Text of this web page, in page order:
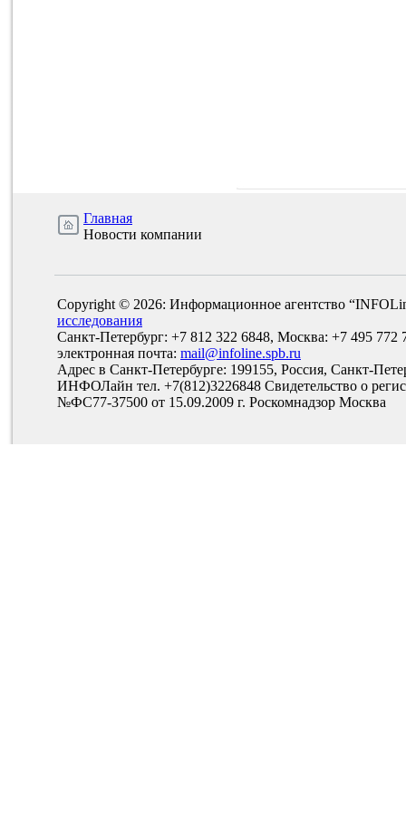
Главная
Новости компании
Copyright © 2026: Информационное агентство
исследования
Санкт-Петербург: +7 812 322 6848, Москва: +7 495 772
электронная почта: mail@infoline.spb.ru
Адрес в Санкт-Петербурге: 199155, Россия, Санкт-
ИНФОЛайн тел. +7(812)3226848 Свидетельство о
№ФС77-37500 от 15.09.2009 г. Роскомнадзор Москва